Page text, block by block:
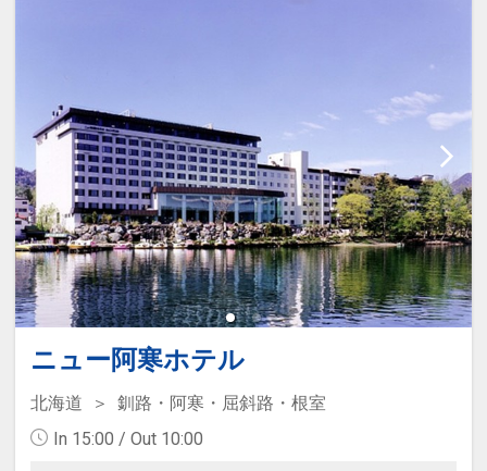
ニュー阿寒ホテル
北海道
釧路・阿寒・屈斜路・根室
In 15:00 / Out 10:00